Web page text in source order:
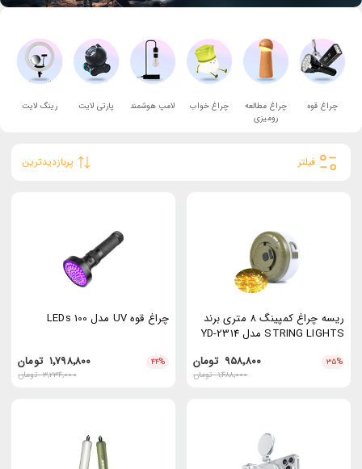
چراغ قوه
چراغ مطالعه
رومیزی
چراغ خواب لامپ هوشمند پارتی لایت رینگ لایت
فیلتر پربازدیدترین
ریسه چراغ کمپینگ 8 متری برند
STRING LIGHTS مدل YD-2314
۳۵% ۹۵۸٬۸۰۰ تومان
۱٬۴۸۸٬۰۰۰تومان
چراغ قوه UV مدل 100 LEDs
۴۴% ۱٬۷۹۸٬۸۰۰تومان
۳٬۲۳۴٬۰۰۰تومان